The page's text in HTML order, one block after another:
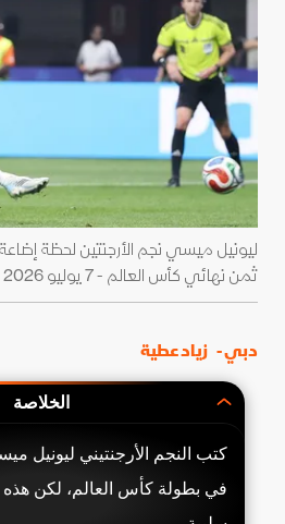
ليونيل ميسي نجم الأرجنتين لحظة
ثمن نهائي كأس العالم - 7 يوليو 2026 - Reuters
دبي - زياد عطية
الخلاصة
كتب النجم الأرجنتيني ليونيل
في بطولة كأس العالم، لكن هذه